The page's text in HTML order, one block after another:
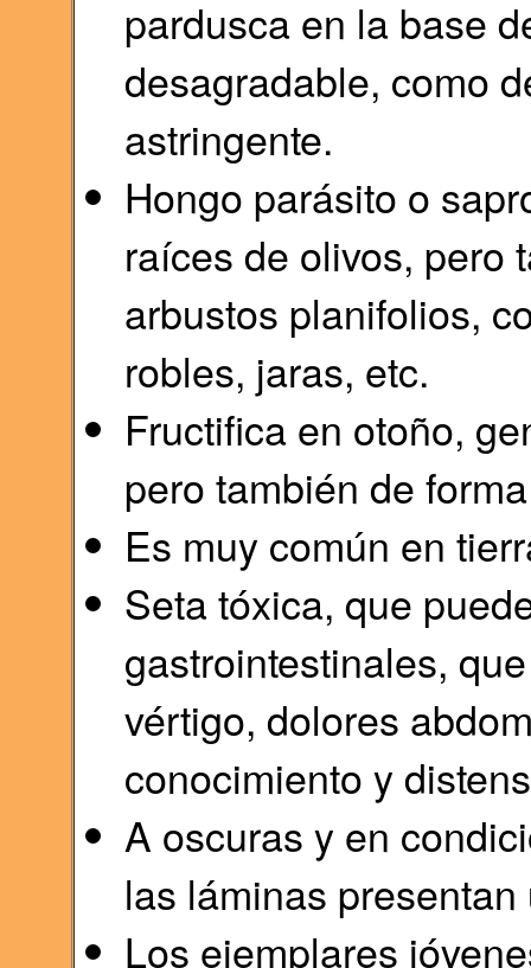
pardusca en la base
desagradable, como
astringente.
Hongo parásito o
raíces de olivos, pero
arbustos planifolios,
robles, jaras, etc.
Fructifica en otoño,
pero también de
Es muy común en
Seta tóxica, que
gastrointestinales,
vértigo, dolores
conocimiento y
A oscuras y en
las láminas
Los ejemplares